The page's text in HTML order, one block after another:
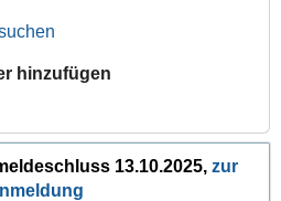
hinzufügen
13.10.2025, zur